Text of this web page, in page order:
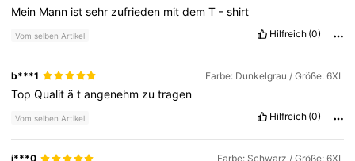
Mein Mann istsehr zufrieden mitdemT -shirt
Vom selben Artikel Hilfreich (0)
b***1 Farbe: Dunkelgrau / Größe: 6XL
TopQualitätangenehm zutragen
Vom selben Artikel Hilfreich (0)
j***0 Farbe: Schwarz / Größe: 6XL